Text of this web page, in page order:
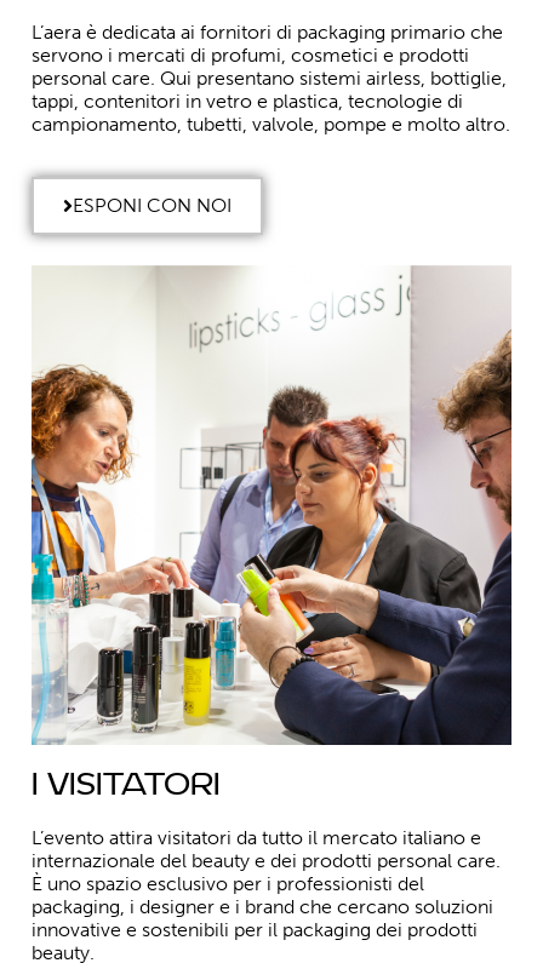
L’aera è dedicata ai fornitori di packaging primario che
servono i mercati di profumi, cosmetici e prodotti
personal care. Qui presentano sistemi airless, bottiglie,
tappi, contenitori in vetro e plastica, tecnologie di
campionamento, tubetti, valvole, pompe e molto altro.
ESPONI CON NOI
I visitatori
L’evento attira visitatori da tutto il mercato italiano e
internazionale del beauty e dei prodotti personal care.
È uno spazio esclusivo per i professionisti del
packaging, i designer e i brand che cercano soluzioni
innovative e sostenibili per il packaging dei prodotti
beauty.